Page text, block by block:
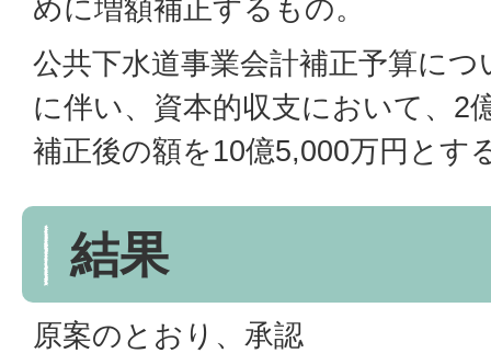
めに増額補正するもの。
公共下水道事業会計補正予算に
に伴い、資本的収支において、2
補正後の額を10億5,000万円とす
結果
原案のとおり、承認